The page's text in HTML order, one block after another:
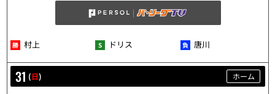
村上 ドリス 唐川
31 (日) ホーム